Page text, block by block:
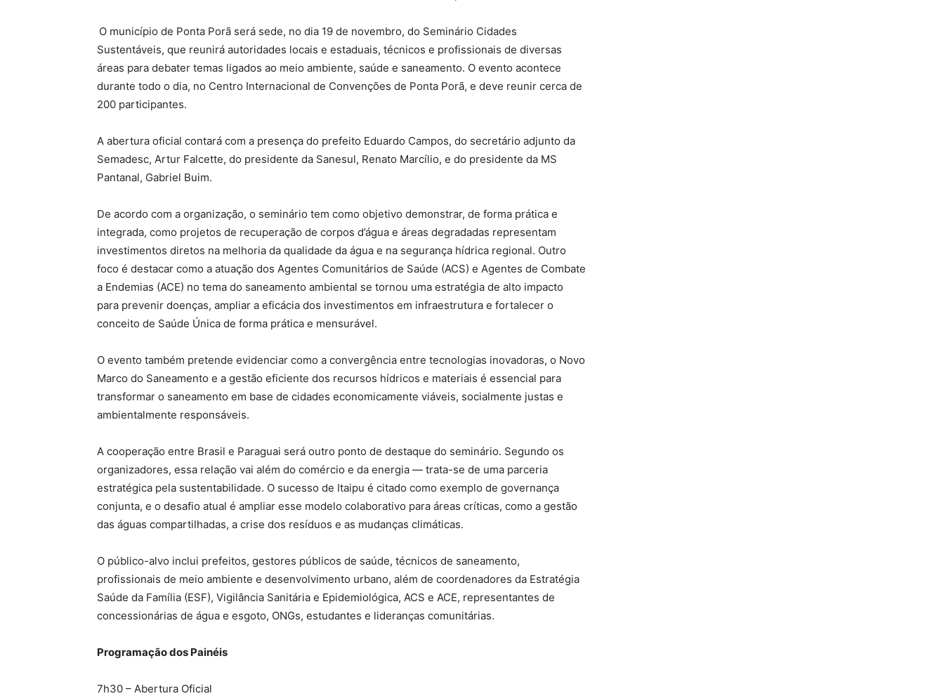
O município de Ponta Porã será sede, no dia 19 de novembro, do Seminário Cidades
Sustentáveis, que reunirá autoridades locais e estaduais, técnicos e profissionais de diversas
áreas para debater temas ligados ao meio ambiente, saúde e saneamento. O evento acontece
durante todo o dia, no Centro Internacional de Convenções de Ponta Porã, e deve reunir cerca de
200 participantes.
A abertura oficial contará com a presença do prefeito Eduardo Campos, do secretário adjunto da
Semadesc, Artur Falcette, do presidente da Sanesul, Renato Marcílio, e do presidente da MS
Pantanal, Gabriel Buim.
De acordo com a organização, o seminário tem como objetivo demonstrar, de forma prática e
integrada, como projetos de recuperação de corpos d’água e áreas degradadas representam
investimentos diretos na melhoria da qualidade da água e na segurança hídrica regional. Outro
foco é destacar como a atuação dos Agentes Comunitários de Saúde (ACS) e Agentes de Combate
a Endemias (ACE) no tema do saneamento ambiental se tornou uma estratégia de alto impacto
para prevenir doenças, ampliar a eficácia dos investimentos em infraestrutura e fortalecer o
conceito de Saúde Única de forma prática e mensurável.
O evento também pretende evidenciar como a convergência entre tecnologias inovadoras, o Novo
Marco do Saneamento e a gestão eficiente dos recursos hídricos e materiais é essencial para
transformar o saneamento em base de cidades economicamente viáveis, socialmente justas e
ambientalmente responsáveis.
A cooperação entre Brasil e Paraguai será outro ponto de destaque do seminário. Segundo os
organizadores, essa relação vai além do comércio e da energia — trata-se de uma parceria
estratégica pela sustentabilidade. O sucesso de Itaipu é citado como exemplo de governança
conjunta, e o desafio atual é ampliar esse modelo colaborativo para áreas críticas, como a gestão
das águas compartilhadas, a crise dos resíduos e as mudanças climáticas.
O público-alvo inclui prefeitos, gestores públicos de saúde, técnicos de saneamento,
profissionais de meio ambiente e desenvolvimento urbano, além de coordenadores da Estratégia
Saúde da Família (ESF), Vigilância Sanitária e Epidemiológica, ACS e ACE, representantes de
concessionárias de água e esgoto, ONGs, estudantes e lideranças comunitárias.
Programação dos Painéis
7h30 – Abertura Oficial